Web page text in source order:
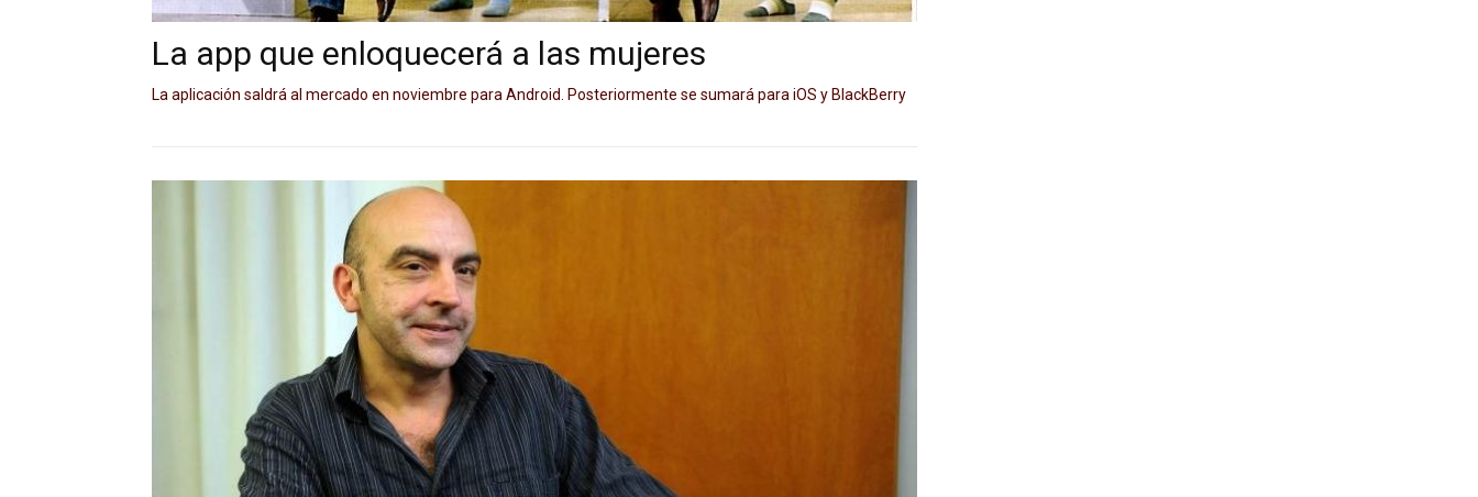
La app que enloquecerá a las mujeres
La aplicación saldrá al mercado en noviembre para Android. Posteriormente se sumará para iOS y BlackBerry